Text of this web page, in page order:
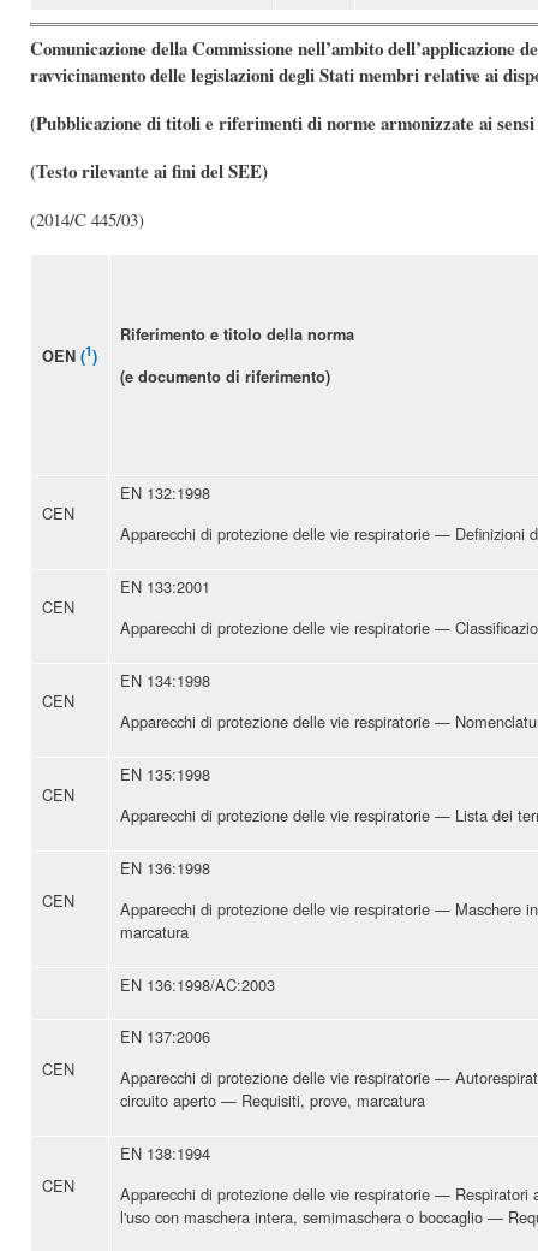
Comunicazione della Commissione nell’ambito dell’applicazione
ravvicinamento delle legislazioni degli Stati membri relative ai
(Pubblicazione di titoli e riferimenti di norme armonizzate ai
(Testo rilevante ai fini del SEE)
(2014/C 445/03)
OEN (1)
Riferimento e titolo della norma
(e documento di riferimento)
CEN
EN 132:1998
Apparecchi di protezione delle vie respiratorie — Definizioni
CEN
EN 133:2001
Apparecchi di protezione delle vie respiratorie —
CEN
EN 134:1998
Apparecchi di protezione delle vie respiratorie —
CEN
EN 135:1998
Apparecchi di protezione delle vie respiratorie — Lista dei
CEN
EN 136:1998
Apparecchi di protezione delle vie respiratorie — Maschere
marcatura
EN 136:1998/AC:2003
CEN
EN 137:2006
Apparecchi di protezione delle vie respiratorie —
circuito aperto — Requisiti, prove, marcatura
CEN
EN 138:1994
Apparecchi di protezione delle vie respiratorie — Respiratori
l'uso con maschera intera, semimaschera o boccaglio —